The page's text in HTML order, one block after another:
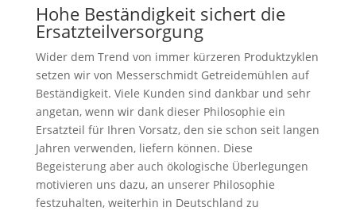
Hohe Beständigkeit sichert die
Ersatzteilversorgung
Wider dem Trend von immer kürzeren Produktzyklen
setzen wir von Messerschmidt Getreidemühlen auf
Beständigkeit. Viele Kunden sind dankbar und sehr
angetan, wenn wir dank dieser Philosophie ein
Ersatzteil für Ihren Vorsatz, den sie schon seit langen
Jahren verwenden, liefern können. Diese
Begeisterung aber auch ökologische Überlegungen
motivieren uns dazu, an unserer Philosophie
festzuhalten, weiterhin in Deutschland zu